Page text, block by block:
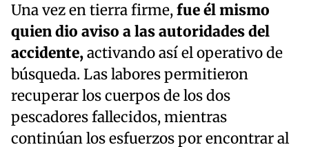
Una vez en tierra firme,fue él mismo
quien dio aviso a las autoridades del
accidente,activando así el operativo de
búsqueda. Las labores permitieron
recuperar los cuerpos de los dos
pescadores fallecidos, mientras
continúan los esfuerzos por encontrar al